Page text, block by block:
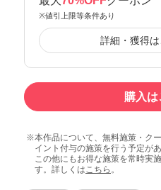
※値引上限等条件あり
詳細・獲得は
購入は
本作品について、無料施策・ク
イント付与の施策を行う予定があ
この他にもお得な施策を常時実
す。詳しくはこちら 。